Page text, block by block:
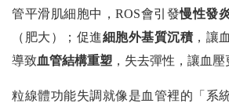
管平滑肌細胞中，ROS會引發慢性發
（肥大）；促進細胞外基質沉積 ，讓
導致血管結構重塑 ，失去彈性，讓血壓
粒線體功能失調就像是血管裡的「系